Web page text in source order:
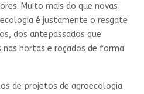
Muito mais do que novas
é justamente o resgate
dos antepassados que
hortas e roçados de forma
de projetos de agroecologia